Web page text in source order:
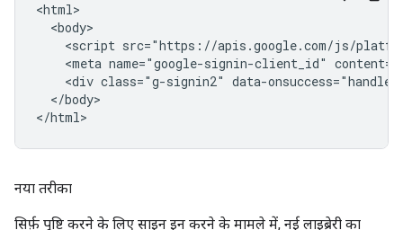
<html>
  <body>
<script src="https://apis.google.com/js/
    <meta name="google-signin-client_id" content="
<div class="g-signin2" data-
  </body>
नया तरीका
सिर्फ़ पुष्टि करने के लिए साइन इन करने के मामले में, नई लाइब्रेरी का